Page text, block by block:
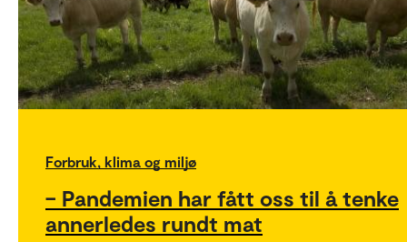
Forbruk, klima og miljø
– Pandemien har fått oss til å tenke
annerledes rundt mat